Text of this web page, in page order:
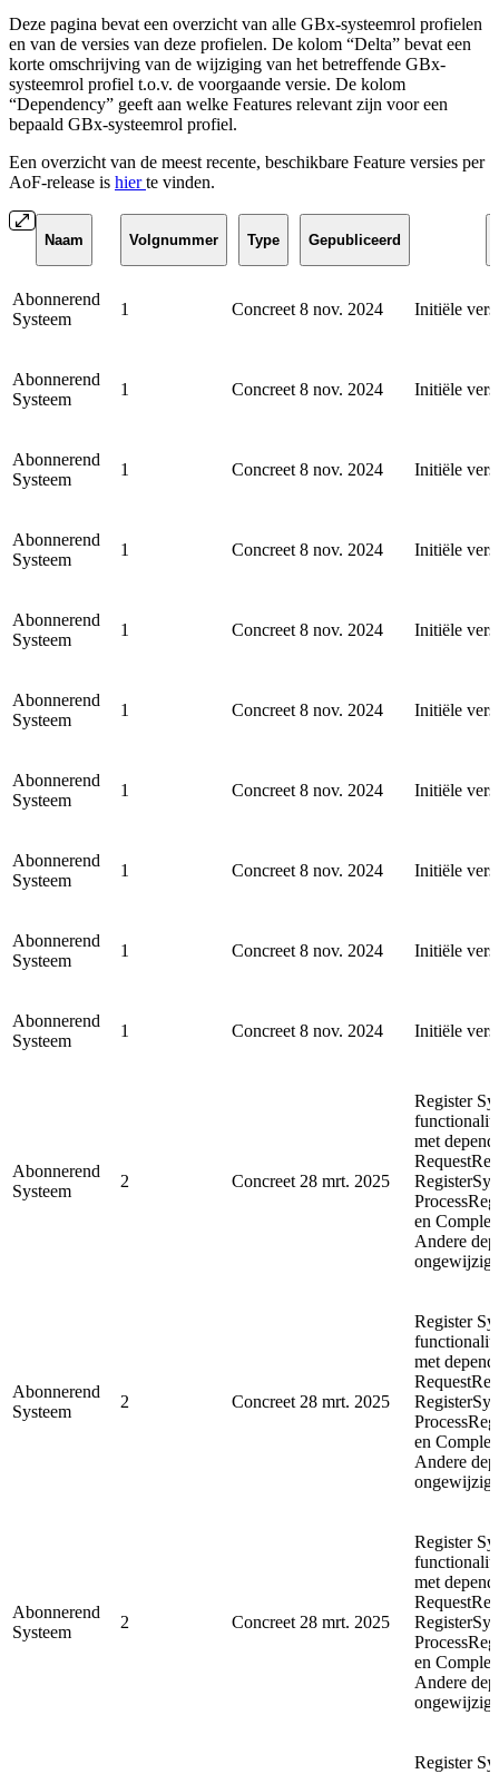
Deze pagina bevat een overzicht van alle GBx-systeemrol profielen
en van de versies van deze profielen. De kolom “Delta” bevat een
korte omschrijving van de wijziging van het betreffende GBx-
systeemrol profiel t.o.v. de voorgaande versie. De kolom
“Dependency” geeft aan welke Features relevant zijn voor een
bepaald GBx-systeemrol profiel.
Een overzicht van de meest recente, beschikbare Feature versies per
AoF-release is hierte vinden.
Naam Volgnummer Type Gepubliceerd
Abonnerend
Systeem
1 Concreet 8 nov. 2024 Initiële
Abonnerend
Systeem
1 Concreet 8 nov. 2024 Initiële
Abonnerend
Systeem
1 Concreet 8 nov. 2024 Initiële
Abonnerend
Systeem
1 Concreet 8 nov. 2024 Initiële
Abonnerend
Systeem
1 Concreet 8 nov. 2024 Initiële
Abonnerend
Systeem
1 Concreet 8 nov. 2024 Initiële
Abonnerend
Systeem
1 Concreet 8 nov. 2024 Initiële
Abonnerend
Systeem
1 Concreet 8 nov. 2024 Initiële
Abonnerend
Systeem
1 Concreet 8 nov. 2024 Initiële
Abonnerend
Systeem
1 Concreet 8 nov. 2024 Initiële
Abonnerend
Systeem
2 Concreet 28 mrt. 2025
Register
met
en
Andere
Abonnerend
Systeem
2 Concreet 28 mrt. 2025
Register
met
en
Andere
Abonnerend
Systeem
2 Concreet 28 mrt. 2025
Register
met
en
Andere
Register